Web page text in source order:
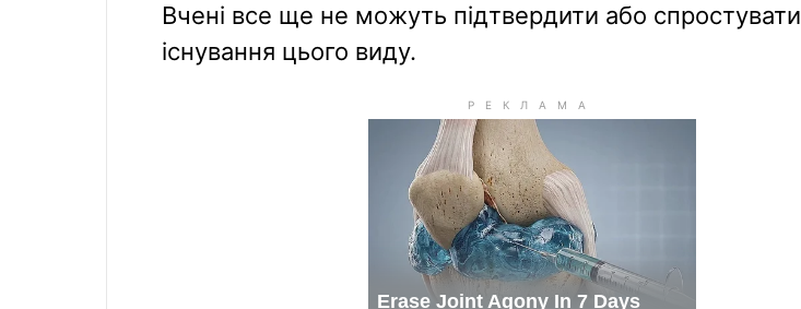
Вчені все ще не можуть підтвердити або спростувати
існування цього виду.